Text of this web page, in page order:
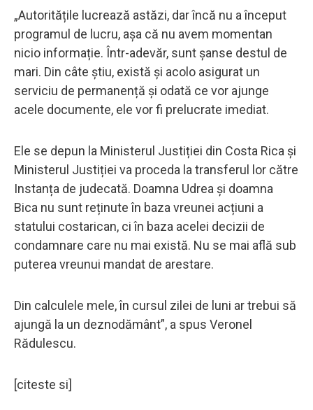
„Autoritățile lucrează astăzi, dar încă nu a început
programul de lucru, așa că nu avem momentan
nicio informație. Într-adevăr, sunt șanse destul de
mari. Din câte știu, există și acolo asigurat un
serviciu de permanență și odată ce vor ajunge
acele documente, ele vor fi prelucrate imediat.
Ele se depun la Ministerul Justiției din Costa Rica și
Ministerul Justiției va proceda la transferul lor către
Instanța de judecată. Doamna Udrea și doamna
Bica nu sunt reținute în baza vreunei acțiuni a
statului costarican, ci în baza acelei decizii de
condamnare care nu mai există. Nu se mai află sub
puterea vreunui mandat de arestare.
Din calculele mele, în cursul zilei de luni ar trebui să
ajungă la un deznodământ”, a spus Veronel
Rădulescu.
[citeste si]